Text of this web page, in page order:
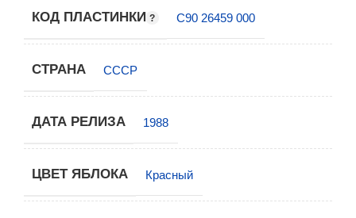
КОД ПЛАСТИНКИ С90 26459 000
СТРАНА СССР
ДАТА РЕЛИЗА 1988
ЦВЕТ ЯБЛОКА Красный